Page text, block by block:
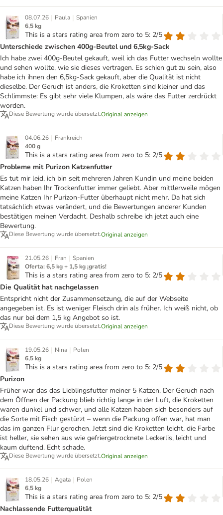
08.07.26 | Paula | Spanien
6,5 kg
This is a stars rating area from zero to 5: 2/5
Unterschiede zwischen 400g-Beutel und 6,5kg-Sack
Ich habe zwei 400g-Beutel gekauft, weil ich das Futter wechseln wollte
und sehen wollte, wie sie dieses vertragen. Es schien gut zu sein, also
habe ich ihnen den 6,5kg-Sack gekauft, aber die Qualität ist nicht
dieselbe. Der Geruch ist anders, die Kroketten sind kleiner und das
Schlimmste: Es gibt sehr viele Klumpen, als wäre das Futter zerdrückt
worden.
Diese Bewertung wurde übersetzt.Original anzeigen
04.06.26 | Frankreich
400 g
This is a stars rating area from zero to 5: 2/5
Probleme mit Purizon Katzenfutter
Es tut mir leid, ich bin seit mehreren Jahren Kundin und meine beiden
Katzen haben Ihr Trockenfutter immer geliebt. Aber mittlerweile mögen
meine Katzen Ihr Purizon-Futter überhaupt nicht mehr. Da hat sich
tatsächlich etwas verändert, und die Bewertungen anderer Kunden
bestätigen meinen Verdacht. Deshalb schreibe ich jetzt auch eine
Bewertung.
Diese Bewertung wurde übersetzt.Original anzeigen
21.05.26 | Fran | Spanien
Oferta: 6,5 kg + 1,5 kg ¡gratis!
This is a stars rating area from zero to 5: 2/5
Die Qualität hat nachgelassen
Entspricht nicht der Zusammensetzung, die auf der Webseite
angegeben ist. Es ist weniger Fleisch drin als früher. Ich weiß nicht, ob
das nur bei dem 1,5 kg Angebot so ist.
Diese Bewertung wurde übersetzt.Original anzeigen
19.05.26 | Nina | Polen
6,5 kg
This is a stars rating area from zero to 5: 2/5
Purizon
Früher war das das Lieblingsfutter meiner 5 Katzen. Der Geruch nach
dem Öffnen der Packung blieb richtig lange in der Luft, die Kroketten
waren dunkel und schwer, und alle Katzen haben sich besonders auf
die Sorte mit Fisch gestürzt – wenn die Packung offen war, hat man
das im ganzen Flur gerochen. Jetzt sind die Kroketten leicht, die Farbe
ist heller, sie sehen aus wie gefriergetrocknete Leckerlis, leicht und
kaum duftend. Echt schade.
Diese Bewertung wurde übersetzt.Original anzeigen
18.05.26 | Agata | Polen
6,5 kg
This is a stars rating area from zero to 5: 2/5
Nachlassende Futterqualität